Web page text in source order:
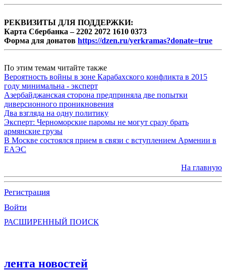
РЕКВИЗИТЫ ДЛЯ ПОДДЕРЖКИ:
Карта Сбербанка – 2202 2072 1610 0373
Форма для донатов https://dzen.ru/yerkramas?donate=true
По этим темам читайте также
Вероятность войны в зоне Карабахского конфликта в 2015
году минимальна - эксперт
Азербайджанская сторона предприняла две попытки
диверсионного проникновения
Два взгляда на одну политику
Эксперт: Черноморские паромы не могут сразу брать
армянские грузы
В Москве состоялся прием в связи с вступлением Армении в
ЕАЭС
На главную
Регистрация
Войти
РАСШИРЕННЫЙ ПОИСК
лента новостей